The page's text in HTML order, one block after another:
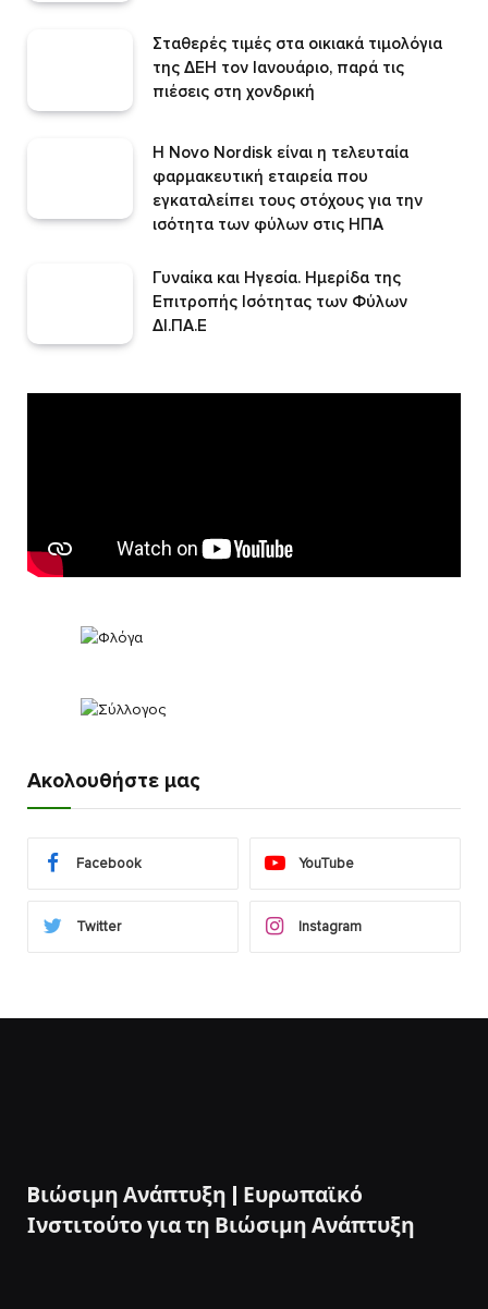
Σταθερές τιμές στα οικιακά τιμολόγια
της ΔΕΗ τον Ιανουάριο, παρά τις
πιέσεις στη χονδρική
Η Novo Nordisk είναι η τελευταία
φαρμακευτική εταιρεία που
εγκαταλείπει τους στόχους για την
ισότητα των φύλων στις ΗΠΑ
Γυναίκα και Ηγεσία. Ημερίδα της
Επιτροπής Ισότητας των Φύλων
ΔΙ.ΠΑ.Ε
Ακολουθήστε μας
Facebook YouTube
Twitter Instagram
Bιώσιμη Ανάπτυξη | Ευρωπαϊκό
Ινστιτούτο για τη Βιώσιμη Ανάπτυξη